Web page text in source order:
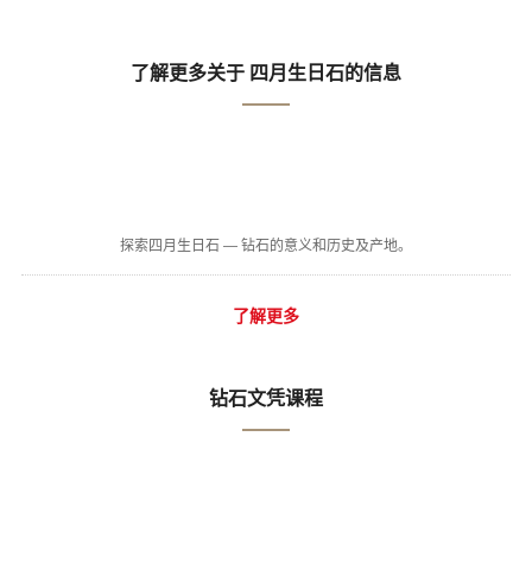
了解更多关于 四月生日石的信息
探索四月生日石 — 钻石的意义和历史及产地。
了解更多
钻石文凭课程